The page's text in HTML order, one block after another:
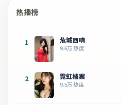
热播榜
1 危城回响
9.6万热度
2 霓虹档案
9.5万热度